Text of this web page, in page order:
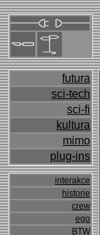
futura
sci-tech
sci-fi
kultura
mimo
plug-ins
interakce
historie
crew
ego
BTW